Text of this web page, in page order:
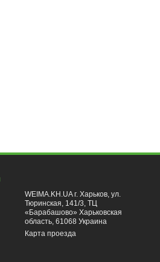
WEIMA.KH.UA г. Харьков, ул.
Тюринская, 141/3, ТЦ
«Барабашово» Харьковская
область, 61068 Украина
Карта проезда